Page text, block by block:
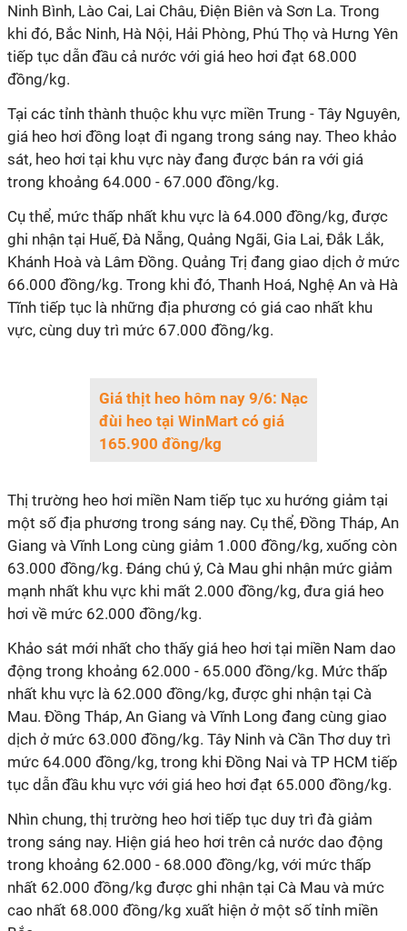
Ninh Bình, Lào Cai, Lai Châu, Điện Biên và Sơn La. Trong
khi đó, Bắc Ninh, Hà Nội, Hải Phòng, Phú Thọ và Hưng Yên
tiếp tục dẫn đầu cả nước với giá heo hơi đạt 68.000
đồng/kg.
Tại các tỉnh thành thuộc khu vực miền Trung - Tây Nguyên,
giá heo hơi đồng loạt đi ngang trong sáng nay. Theo khảo
sát, heo hơi tại khu vực này đang được bán ra với giá
trong khoảng 64.000 - 67.000 đồng/kg.
Cụ thể, mức thấp nhất khu vực là 64.000 đồng/kg, được
ghi nhận tại Huế, Đà Nẵng, Quảng Ngãi, Gia Lai, Đắk Lắk,
Khánh Hoà và Lâm Đồng. Quảng Trị đang giao dịch ở mức
66.000 đồng/kg. Trong khi đó, Thanh Hoá, Nghệ An và Hà
Tĩnh tiếp tục là những địa phương có giá cao nhất khu
vực, cùng duy trì mức 67.000 đồng/kg.
Giá thịt heo hôm nay 9/6: Nạc
đùi heo tại WinMart có giá
165.900 đồng/kg
Thị trường heo hơi miền Nam tiếp tục xu hướng giảm tại
một số địa phương trong sáng nay. Cụ thể, Đồng Tháp, An
Giang và Vĩnh Long cùng giảm 1.000 đồng/kg, xuống còn
63.000 đồng/kg. Đáng chú ý, Cà Mau ghi nhận mức giảm
mạnh nhất khu vực khi mất 2.000 đồng/kg, đưa giá heo
hơi về mức 62.000 đồng/kg.
Khảo sát mới nhất cho thấy giá heo hơi tại miền Nam dao
động trong khoảng 62.000 - 65.000 đồng/kg. Mức thấp
nhất khu vực là 62.000 đồng/kg, được ghi nhận tại Cà
Mau. Đồng Tháp, An Giang và Vĩnh Long đang cùng giao
dịch ở mức 63.000 đồng/kg. Tây Ninh và Cần Thơ duy trì
mức 64.000 đồng/kg, trong khi Đồng Nai và TP HCM tiếp
tục dẫn đầu khu vực với giá heo hơi đạt 65.000 đồng/kg.
Nhìn chung, thị trường heo hơi tiếp tục duy trì đà giảm
trong sáng nay. Hiện giá heo hơi trên cả nước dao động
trong khoảng 62.000 - 68.000 đồng/kg, với mức thấp
nhất 62.000 đồng/kg được ghi nhận tại Cà Mau và mức
cao nhất 68.000 đồng/kg xuất hiện ở một số tỉnh miền